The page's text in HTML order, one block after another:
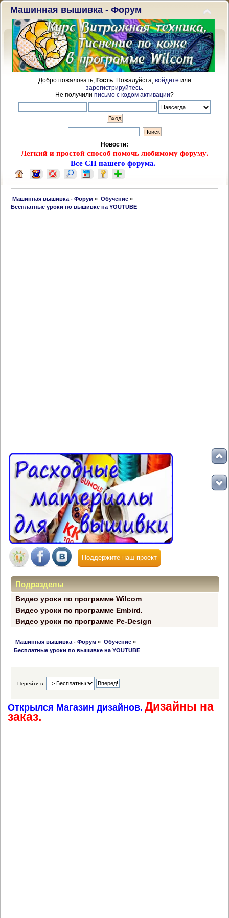
Машинная вышивка - Форум
Добро пожаловать, Гость. Пожалуйста, войдите или
зарегистрируйтесь
Не получили письмо с кодом активации?
Новости:
Легкий и простой способ помочь любимому форуму.
Все СП нашего форума.
Машинная вышивка - Форум » Обучение»
Бесплатные уроки по вышивке на YOUTUBE
Поддержите наш проект
Подразделы
Видео уроки по программе Wilcom
Видео уроки по программе Embird.
Видео уроки по программе Pe-Design
Машинная вышивка - Форум » Обучение»
Бесплатные уроки по вышивке на YOUTUBE
Перейти в:
Открылся Магазин дизайнов. Дизайны на
заказ.